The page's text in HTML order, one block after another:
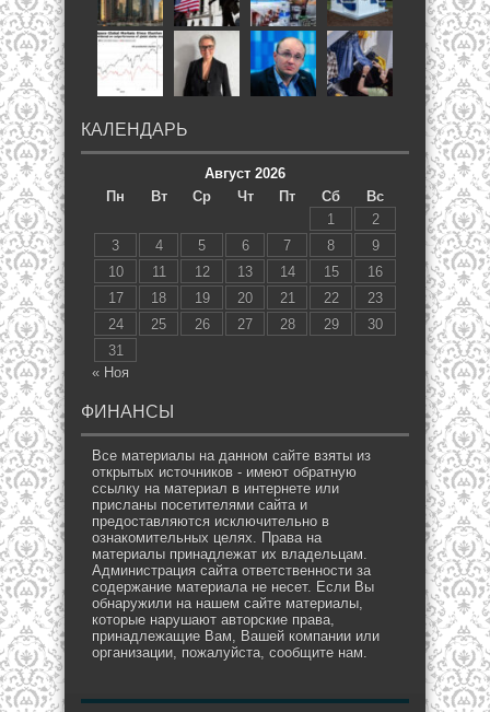
КАЛЕНДАРЬ
Август 2026
Пн
Вт Ср Чт Пт Сб
Вс
1
2
3
4 5 6 7 8
9
10
11 12 13 14 15
16
17
18 19 20 21 22
23
24
25 26 27 28 29
30
31
« Ноя
ФИНАНСЫ
Все материалы на данном сайте взяты из
открытых источников - имеют обратную
ссылку на материал в интернете или
присланы посетителями сайта и
предоставляются исключительно в
ознакомительных целях. Права на
материалы принадлежат их владельцам.
Администрация сайта ответственности за
содержание материала не несет. Если Вы
обнаружили на нашем сайте материалы,
которые нарушают авторские права,
принадлежащие Вам, Вашей компании или
организации, пожалуйста, сообщите нам.